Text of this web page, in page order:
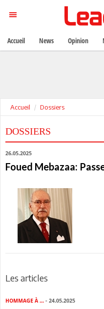
Accueil Dossiers
DOSSIERS
26.05.2025
Foued Mebazaa:
Les articles
HOMMAGE À ... - 24.05.2025
Accueil News Opinion